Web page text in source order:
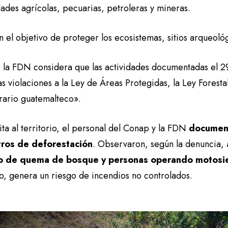
agrícolas, pecuarias, petroleras y mineras.
el objetivo de proteger los ecosistemas, sitios
FDN considera que las actividades documentadas el
violaciones a la Ley de Áreas Protegidas, la Ley
guatemalteco».
al territorio, el personal del Conap y la FDN
de deforestación. Observaron, según la denuncia,
de quema de bosque y personas operando
genera un riesgo de incendios no controlados.